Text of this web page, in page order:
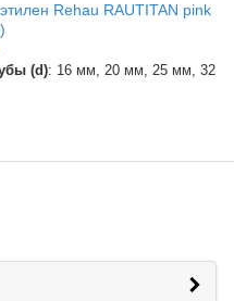
Rehau RAUTITAN pink
(d): 16 мм, 20 мм, 25 мм, 32